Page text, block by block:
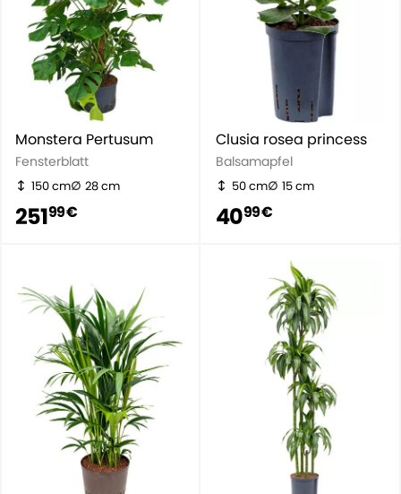
Monstera Pertusum
Fensterblatt
150 cm 28 cm
25199 €
Clusia rosea princess
Balsamapfel
50 cm 15 cm
4099 €